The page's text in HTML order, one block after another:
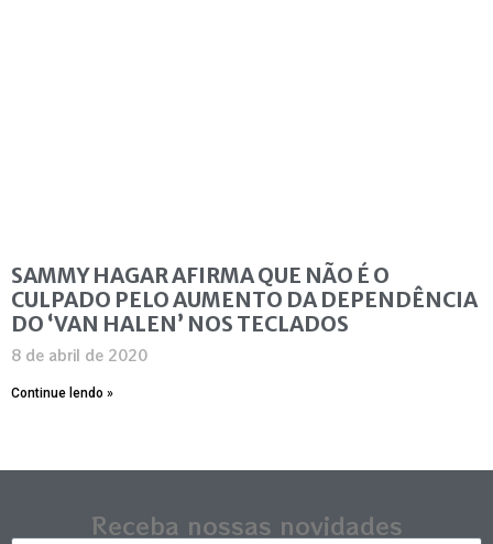
SAMMY HAGAR AFIRMA QUE NÃO É O
CULPADO PELO AUMENTO DA DEPENDÊNCIA
DO ‘VAN HALEN’ NOS TECLADOS
8 de abril de 2020
Continue lendo »
Receba nossas novidades